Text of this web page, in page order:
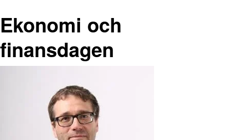
Ekonomi och
finansdagen